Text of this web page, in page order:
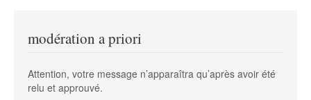
modération a priori
Attention, votre message n’apparaîtra qu’après avoir été
relu et approuvé.